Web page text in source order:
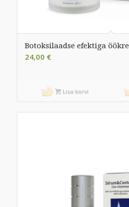
Botoksilaadse efektiga
24,00 €
Lisa korvi